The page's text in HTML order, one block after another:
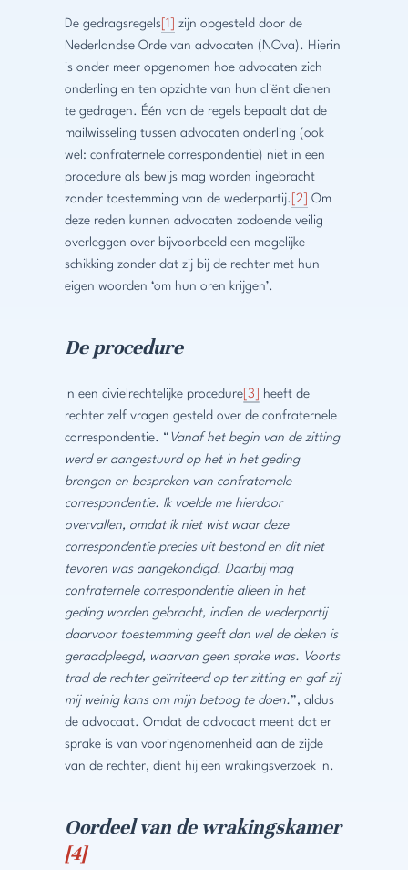
De gedragsregels[1]
zijn opgesteld door de
Nederlandse Orde van advocaten (NOva). Hierin
is onder meer opgenomen hoe advocaten zich
onderling en ten opzichte van hun cliënt dienen
te gedragen. Één van de regels bepaalt dat de
mailwisseling tussen advocaten onderling (ook
wel: confraternele correspondentie) niet in een
procedure als bewijs mag worden ingebracht
zonder toestemming van de wederpartij. [2]
Om
deze reden kunnen advocaten zodoende veilig
overleggen over bijvoorbeeld een mogelijke
schikking zonder dat zij bij de rechter met hun
eigen woorden ‘om hun oren krijgen’.
De procedure
In een civielrechtelijke procedure[3]
heeft de
rechter zelf vragen gesteld over de confraternele
correspondentie. “ Vanaf het begin van de zitting
werd er aangestuurd op het in het geding
brengen en bespreken van confraternele
correspondentie. Ik voelde me hierdoor
overvallen, omdat ik niet wist waar deze
correspondentie precies uit bestond en dit niet
tevoren was aangekondigd. Daarbij mag
confraternele correspondentie alleen in het
geding worden gebracht, indien de wederpartij
daarvoor toestemming geeft dan wel de deken is
geraadpleegd, waarvan geen sprake was. Voorts
trad de rechter geïrriteerd op ter zitting en gaf zij
mij weinig kans om mijn betoog te doen.”, aldus
de advocaat. Omdat de advocaat meent dat er
sprake is van vooringenomenheid aan de zijde
van de rechter, dient hij een wrakingsverzoek in.
Oordeel van de wrakingskamer
[4]